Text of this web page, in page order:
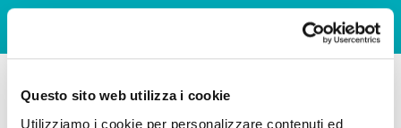
Questo sito web utilizza i cookie
Utilizziamo i cookie per personalizzare contenuti ed